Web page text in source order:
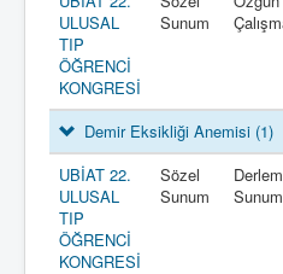
ULUSAL
TIP
ÖĞRENCİ
KONGRESİ
Sunum
Demir Eksikliği Anemisi (1)
UBİAT 22.
ULUSAL
TIP
ÖĞRENCİ
KONGRESİ
Sözel
Sunum
Sunum